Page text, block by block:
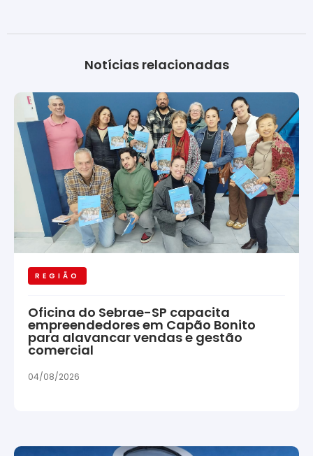
Notícias relacionadas
REGIÃO
Oficina do Sebrae-SP capacita
empreendedores em Capão Bonito
para alavancar vendas e gestão
comercial
04/08/2026